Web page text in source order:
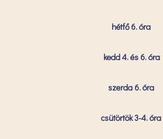
hétfő 6. óra
kedd 4. és 6. óra
szerda 6. óra
csütörtök 3-4. óra